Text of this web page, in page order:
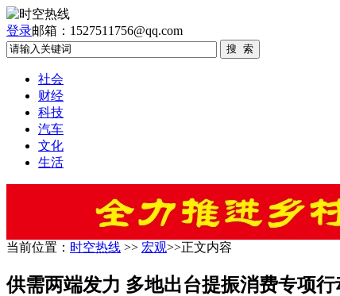
登录邮箱：1527511756@qq.com
社会
财经
科技
汽车
文化
生活
当前位置： 时空热线 >> 宏观>>正文内容
供需两端发力 多地出台提振消费专项